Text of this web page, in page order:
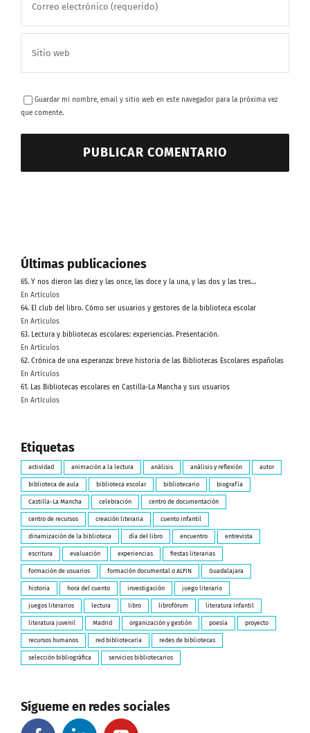
Guardar mi nombre, email y sitio web en este navegador para la próxima vez
que comente.
Últimas publicaciones
65. Y nos dieron las diez y las once, las doce y la una, y las dos y las tres…
En Artículos
64. El club del libro. Cómo ser usuarios y gestores de la biblioteca escolar
En Artículos
63. Lectura y bibliotecas escolares: experiencias. Presentación.
En Artículos
62. Crónica de una esperanza: breve historia de las Bibliotecas Escolares españolas
En Artículos
61. Las Bibliotecas escolares en Castilla-La Mancha y sus usuarios
En Artículos
Etiquetas
actividad animación a la lectura análisis análisis y reflexión autor
biblioteca de aula biblioteca escolar bibliotecario biografía
Castilla-La Mancha celebración centro de documentación
centro de recursos creación literaria cuento infantil
dinamización de la biblioteca día del libro encuentro entrevista
escritura evaluación experiencias fiestas literarias
formación de usuarios formación documental o ALFIN Guadalajara
historia hora del cuento investigación juego literario
juegos literarios lectura libro librofórum literatura infantil
literatura juvenil Madrid organización y gestión poesía proyecto
recursos humanos red bibliotecaria redes de bibliotecas
selección bibliográfica servicios bibliotecarios
Sígueme en redes sociales